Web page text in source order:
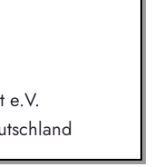
e.V.